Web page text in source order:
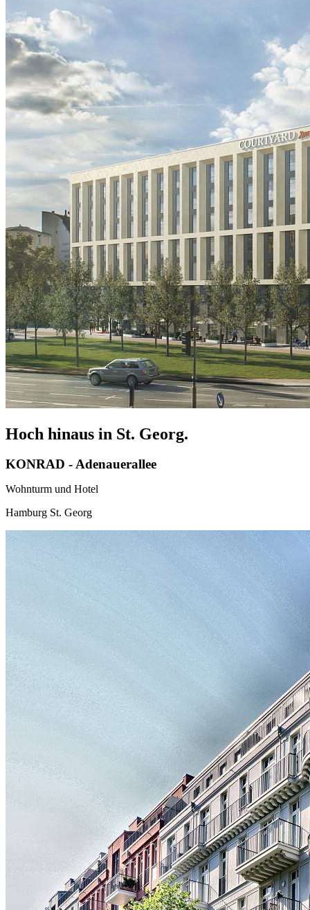
Hoch hinaus in St. Georg.
KONRAD - Adenauerallee
Wohnturm und Hotel
Hamburg St. Georg